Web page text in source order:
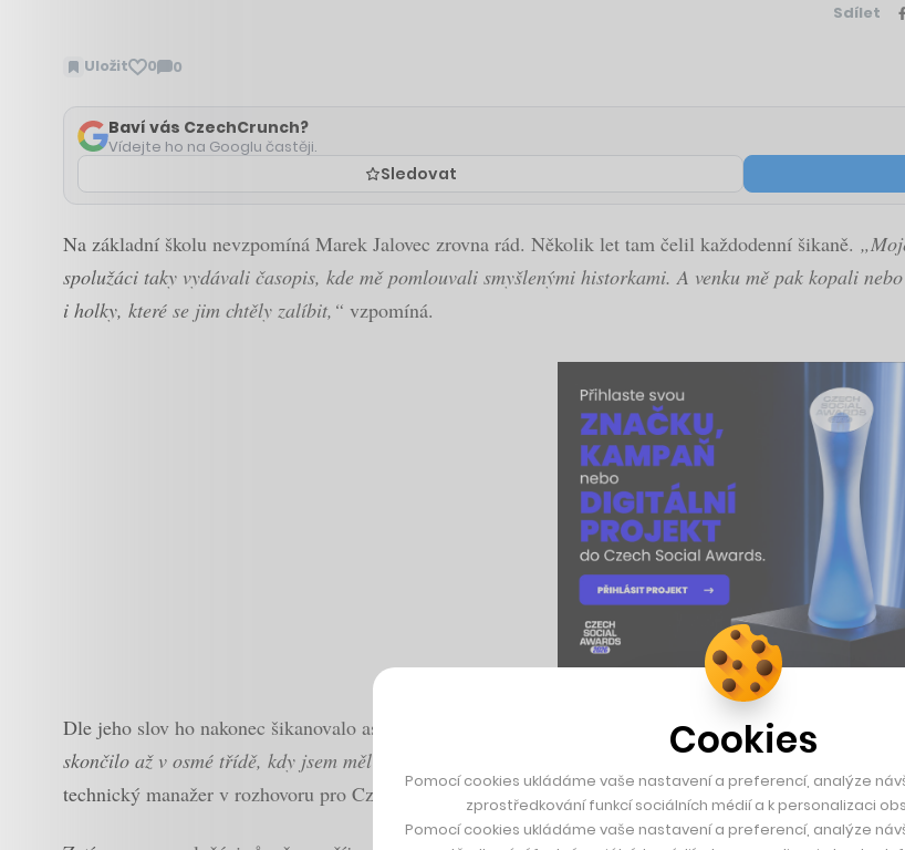
Sdílet
Uložit 0 0
Zobrazit
Baví vás CzechCrunch?
Vídejte ho na Googlu častěji.
Sledovat
Na základní školu nevzpomíná Marek Jalovec zrovna rád. Několik let tam čelil každodenní šikaně.
spolužáci taky vydávali časopis, kde mě pomlouvali smyšlenými historkami. A venku mě pak kopali
i holky, které se jim chtěly zalíbit,“ vzpomíná.
Dle jeho slov ho nakonec šikanovalo asi 70 procent třídy, zbytek dětí byl lhostejný. A problém neřešili
skončilo až v osmé třídě, kdy jsem měl už dost sil na to, abych se dokázal účinně bránit. Pak mě
technický manažer v rozhovoru pro CzechCrunch.
Cookies
Pomocí cookies ukládáme vaše nastavení a preferencí, analýze
zprostředkování funkcí sociálních médií a k personalizaci
Pomocí cookies ukládáme vaše nastavení a preferencí, analýze